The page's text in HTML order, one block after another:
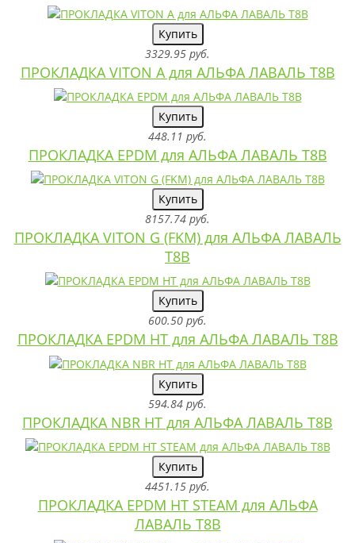
Купить
3329.95 руб.
ПРОКЛАДКА VITON A для АЛЬФА ЛАВАЛЬ T8B
Купить
448.11 руб.
ПРОКЛАДКА EPDM для АЛЬФА ЛАВАЛЬ T8B
Купить
8157.74 руб.
ПРОКЛАДКА VITON G (FKM) для АЛЬФА ЛАВАЛЬ
T8B
Купить
600.50 руб.
ПРОКЛАДКА EPDM HT для АЛЬФА ЛАВАЛЬ T8B
Купить
594.84 руб.
ПРОКЛАДКА NBR HT для АЛЬФА ЛАВАЛЬ T8B
Купить
4451.15 руб.
ПРОКЛАДКА EPDM HT STEAM для АЛЬФА
ЛАВАЛЬ T8B